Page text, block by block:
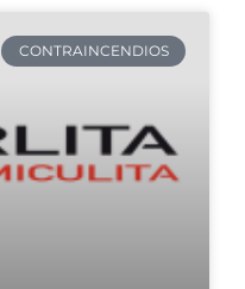
CONTRAINCENDIOS